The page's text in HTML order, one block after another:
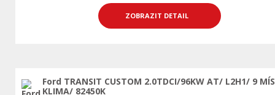
ZOBRAZIT DETAIL
Ford TRANSIT CUSTOM 2.0TDCI/96KW AT/ L2H1/ 9
KLIMA/ 82450K